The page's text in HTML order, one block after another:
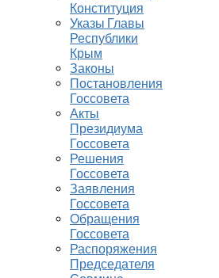
Конституция
Указы Главы
Республики
Крым
Законы
Постановления
Госсовета
Акты
Президиума
Госсовета
Решения
Госсовета
Заявления
Госсовета
Обращения
Госсовета
Распоряжения
Председателя